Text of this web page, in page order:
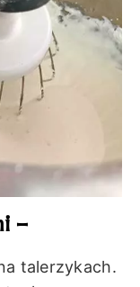
–
talerzykach.